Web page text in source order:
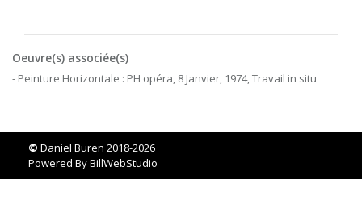
Oeuvre(s) associée(s)
- Peinture Horizontale : PH opéra, 8 Janvier, 1974, Travail in situ
© Daniel Buren 2018-2026
Powered ByBillWebStudio